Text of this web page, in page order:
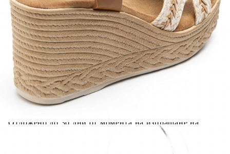
МАТЕРИАЛ СТЕЛКА:
ЕКО КОЖА
ВИСОЧИНА ТОК:
9 см.
ВИСОЧИНА ПЛАТФОРМА:
3.5 см.
Когато плащате с NewPay, всъщност NewPay плаща
поръчката Ви вместо Вас. Вие я получавате и
Отложено до 30 дни от момента на изпращане на
поръчката без оскъпяване. За покупки на стойност до